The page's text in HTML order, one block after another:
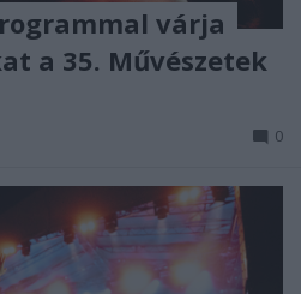
várja
a 35. Művészetek
0